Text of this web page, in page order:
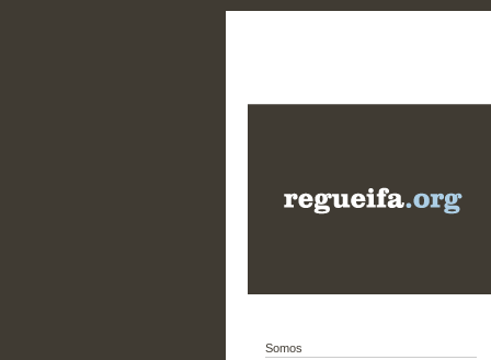
Somos